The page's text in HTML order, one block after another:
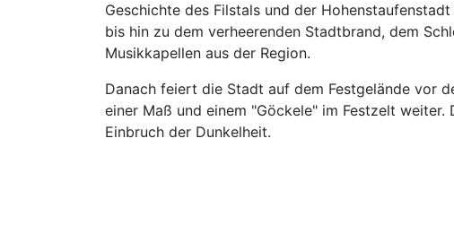
Geschichte des Filstals und der
bis hin zu dem verheerenden Stadtbrand, dem
Musikkapellen aus der Region.
Danach feiert die Stadt auf dem Festgelände vor
einer Maß und einem "Göckele" im Festzelt
Einbruch der Dunkelheit.